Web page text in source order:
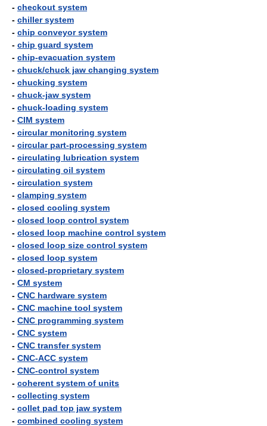
- checkout system
- chiller system
- chip conveyor system
- chip guard system
- chip-evacuation system
- chuck/chuck jaw changing system
- chucking system
- chuck-jaw system
- chuck-loading system
- CIM system
- circular monitoring system
- circular part-processing system
- circulating lubrication system
- circulating oil system
- circulation system
- clamping system
- closed cooling system
- closed loop control system
- closed loop machine control system
- closed loop size control system
- closed loop system
- closed-proprietary system
- CM system
- CNC hardware system
- CNC machine tool system
- CNC programming system
- CNC system
- CNC transfer system
- CNC-ACC system
- CNC-control system
- coherent system of units
- collecting system
- collet pad top jaw system
- combined cooling system